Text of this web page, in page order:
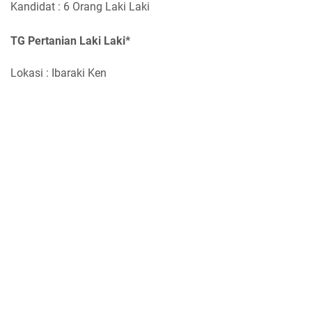
Kandidat : 6 Orang Laki Laki
TG Pertanian Laki Laki*
Lokasi : Ibaraki Ken